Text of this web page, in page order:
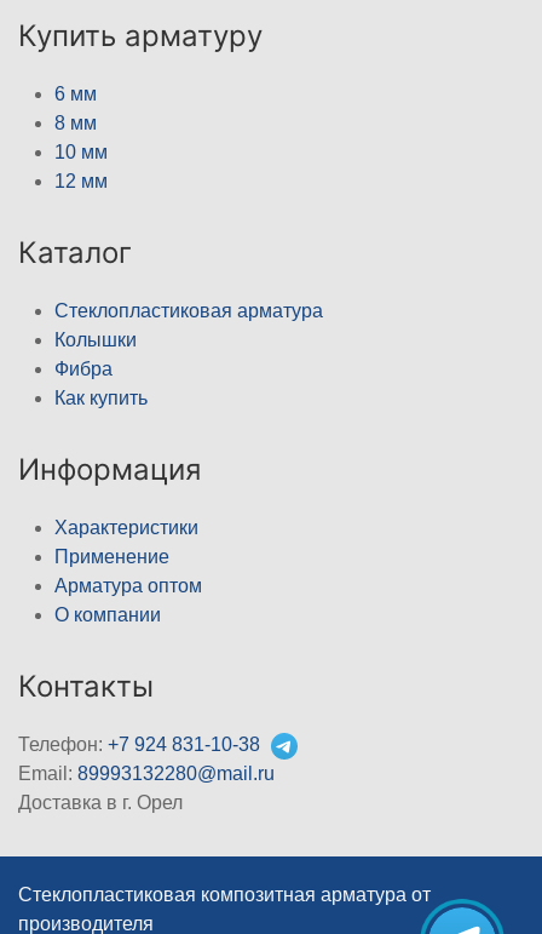
Купить арматуру
6 мм
8 мм
10 мм
12 мм
Каталог
Стеклопластиковая арматура
Колышки
Фибра
Как купить
Информация
Характеристики
Применение
Арматура оптом
О компании
Контакты
Телефон: +7 924 831-10-38
Email: 89993132280@mail.ru
Доставка в г. Орел
Стеклопластиковая композитная арматура от
производителя